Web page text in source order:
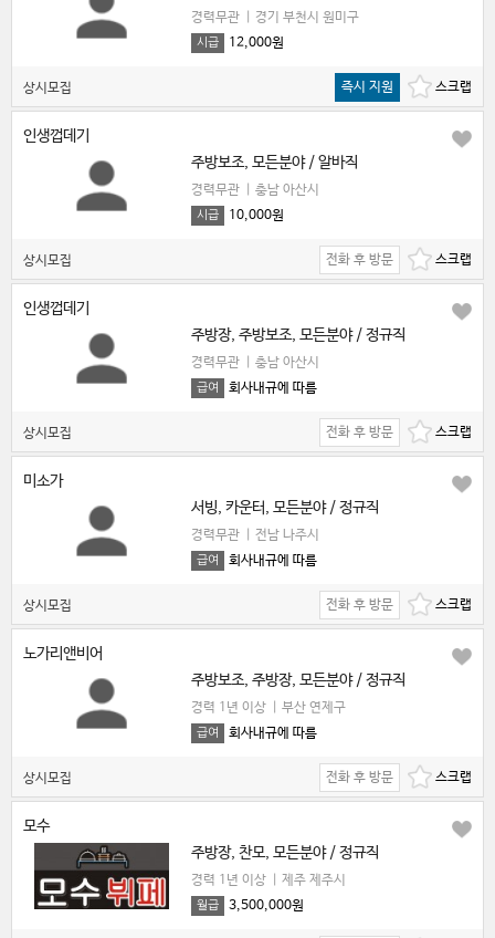
경력무관 경기 부천시 원미구
시급 12,000원
상시모집 즉시 지원
인생껍데기
주방보조, 모든분야 / 알바직
경력무관 충남 아산시
시급 10,000원
상시모집 전화 후 방문
인생껍데기
주방장, 주방보조, 모든분야 / 정규직
경력무관 충남 아산시
급여 회사내규에 따름
상시모집 전화 후 방문
미소가
서빙, 카운터, 모든분야 / 정규직
경력무관 전남 나주시
급여 회사내규에 따름
상시모집 전화 후 방문
노가리앤비어
주방보조, 주방장, 모든분야 / 정규직
경력 1년 이상 부산 연제구
급여 회사내규에 따름
상시모집 전화 후 방문
모수
주방장, 찬모, 모든분야 / 정규직
경력 1년 이상 제주 제주시
월급 3,500,000원